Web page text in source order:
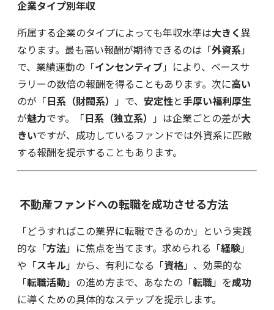
企業タイプ別年収
所属する企業のタイプによっても年収水準は大きく異
なります。最も高い報酬が期待できるのは「外資系」
で、業績連動の「インセンティブ」により、ベースサ
ラリーの数倍の報酬を得ることもあります。次に高い
のが「日系（財閥系） 」で、安定性と手厚い福利厚生
が魅力です。「日系（独立系） 」は企業ごとの差が大
きいですが、成功しているファンドでは外資系に匹敵
する報酬を提示することもあります。
不動産ファンドへの転職を成功させる方法
「どうすればこの業界に転職できるのか」という実践
的な「方法」に焦点を当てます。求められる「経験」
や「スキル」から、有利になる「資格」、効果的な
「転職活動」の進め方まで、あなたの「転職」を成功
に導くための具体的なステップを提示します。